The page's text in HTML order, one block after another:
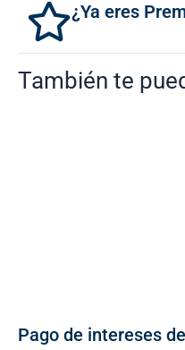
¿Ya eres
También te
Pago de intereses